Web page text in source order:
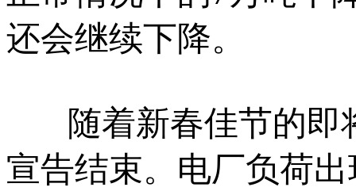
还会继续下降。
随着新春佳节的即
宣告结束。电厂负荷